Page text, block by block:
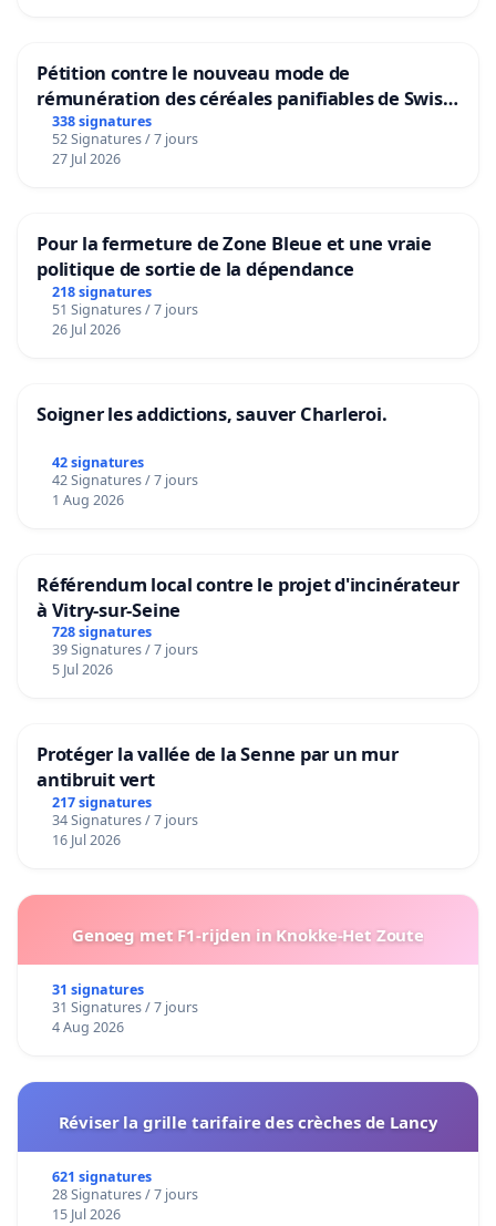
Pétition contre le nouveau mode de
rémunération des céréales panifiables de Swiss
granum basé sur la teneur en protéines
338 signatures
52 Signatures / 7 jours
27 Jul 2026
Pour la fermeture de Zone Bleue et une vraie
politique de sortie de la dépendance
218 signatures
51 Signatures / 7 jours
26 Jul 2026
Soigner les addictions, sauver Charleroi.
42 signatures
42 Signatures / 7 jours
1 Aug 2026
Référendum local contre le projet d'incinérateur
à Vitry-sur-Seine
728 signatures
39 Signatures / 7 jours
5 Jul 2026
Protéger la vallée de la Senne par un mur
antibruit vert
217 signatures
34 Signatures / 7 jours
16 Jul 2026
Genoeg met F1-rijden in Knokke-Het Zoute
31 signatures
31 Signatures / 7 jours
4 Aug 2026
Réviser la grille tarifaire des crèches de Lancy
621 signatures
28 Signatures / 7 jours
15 Jul 2026